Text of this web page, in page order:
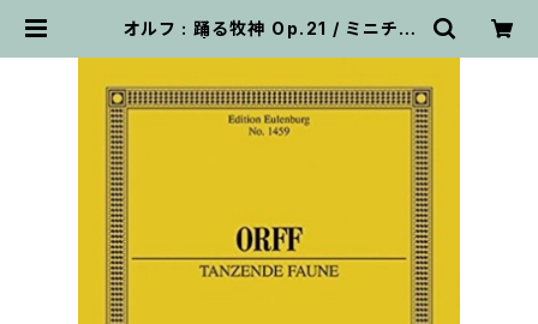
オルフ : 踊る牧神 Op.21 / ミニチュ